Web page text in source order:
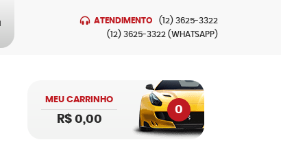
ATENDIMENTO (12) 3625-3322
(12) 3625-3322 (WHATSAPP)
MEU CARRINHO
0
R$ 0,00